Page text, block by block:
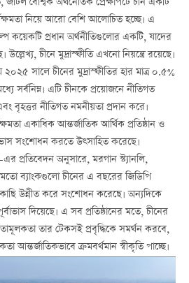
নিয়ে আরো বেশি আলোচিত হচ্ছে। এ
কয়েকটি প্রধান অর্থনীতিগুলোর একটি, যাদের
উল্লেখ্য, চীনে মুদ্রাস্ফীতি এখনো নিয়ন্ত্রে রয়েছে।
সালে চীনের মুদ্রাস্ফীতির হার মাত্র ০.৫%
সর্বনিম্ন। এটি চীনকে প্রয়োজনে নীতিগত
বৃহত্তর নীতিগত নমনীয়তা প্রদান করে।
একাধিক আন্তর্জাতিক আর্থিক প্রতিষ্ঠান ও
সংশোধন করতে উত্সাহিত করেছে।
এর প্রতিবেদন অনুসারে, মরগান স্ট্যানলি,
মতো ব্যাংকগুলো চীনের এ বছরের জিডিপি
উন্নীত করে সংশোধন করেছে। অন্যদিকে
দিয়েছে। এ সব প্রতিষ্ঠানের মতে, চীনের
তার টেকসই প্রবৃদ্ধিকে সমর্থন করবে,
আন্তর্জাতিকভাবে ক্রমবর্থমান স্বীকৃতি পাচ্ছে।